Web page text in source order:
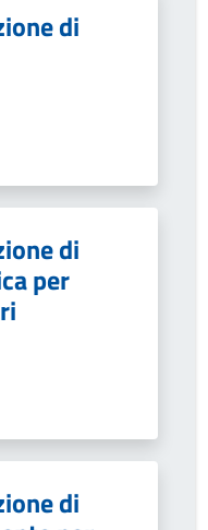
di
di
per
di